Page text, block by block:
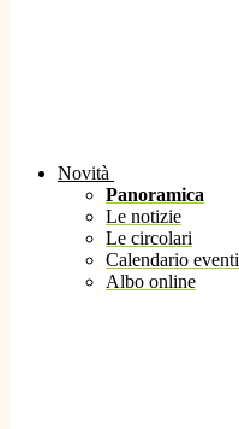
Novità
Panoramica
Le notizie
Le circolari
Calendario eventi
Albo online